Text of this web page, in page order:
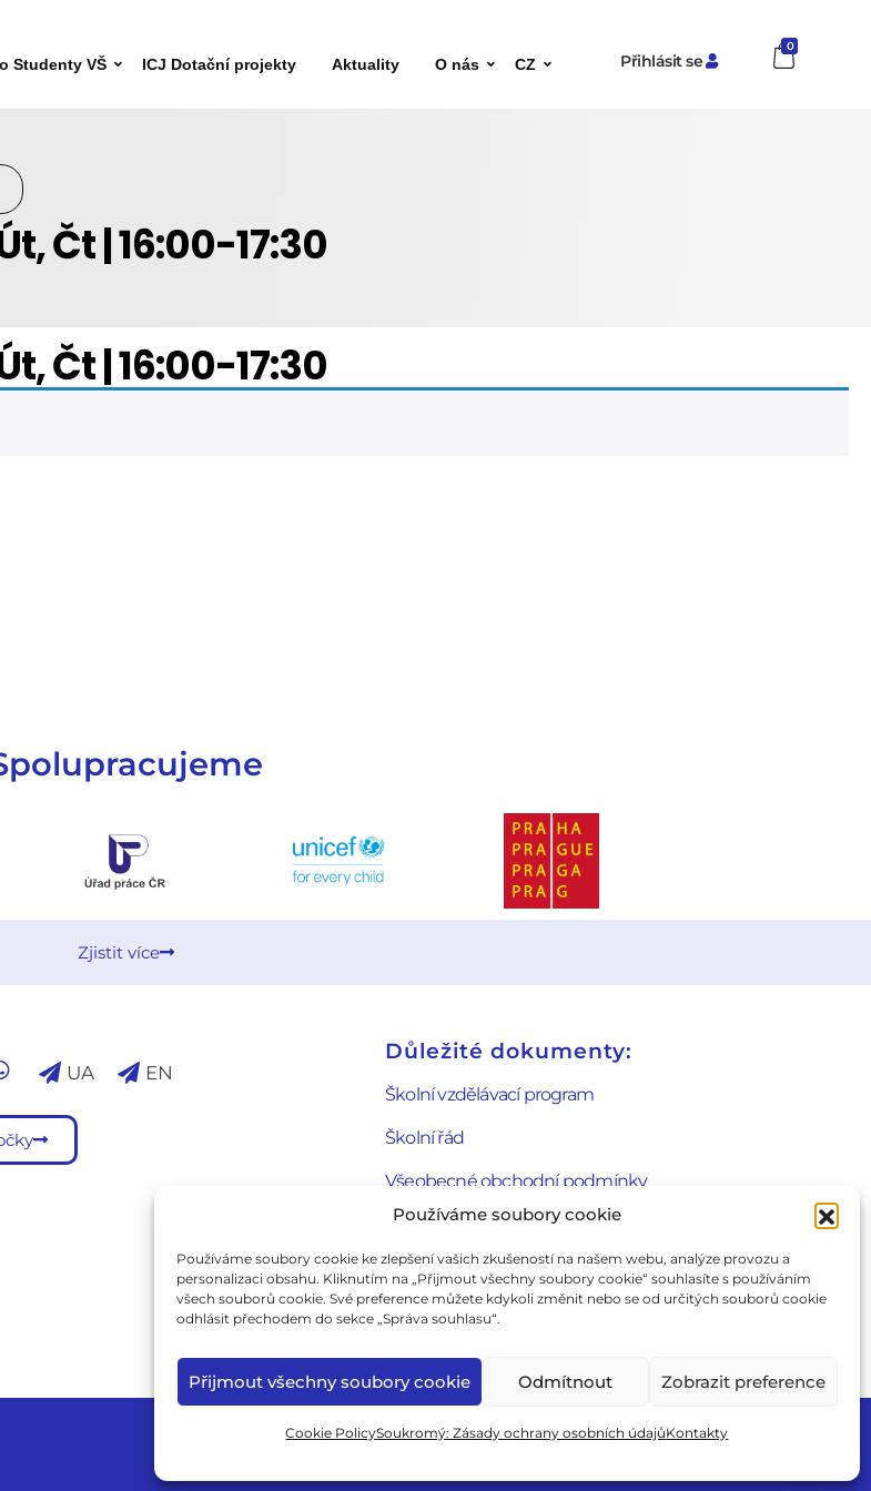
Používáme soubory cookie
Používáme soubory cookie ke zlepšení vašich zkušeností na našem webu, analýze provozu a
personalizaci obsahu. Kliknutím na „Přijmout všechny soubory cookie“ souhlasíte s používáním
všech souborů cookie. Své preference můžete kdykoli změnit nebo se od určitých souborů cookie
odhlásit přechodem do sekce „Správa souhlasu“.
Přijmout všechny soubory cookie Odmítnout Zobrazit preference
Cookie PolicySoukromý: Zásady ochrany osobních údajůKontakty
Studenty VŠ ICJ Dotační projekty Aktuality O nás CZ Přihlásit se
0
Čt | 16:00-17:30
Čt | 16:00-17:30
Zjistit více
UA EN
Důležité dokumenty:
Školní vzdělávací program
Školní řád
Všeobecné obchodní podmínky
Formulář odstoupení od smlouvy
Cookie Policy
Zásady ochrany soukromí
Zkušební řád
Ahoj